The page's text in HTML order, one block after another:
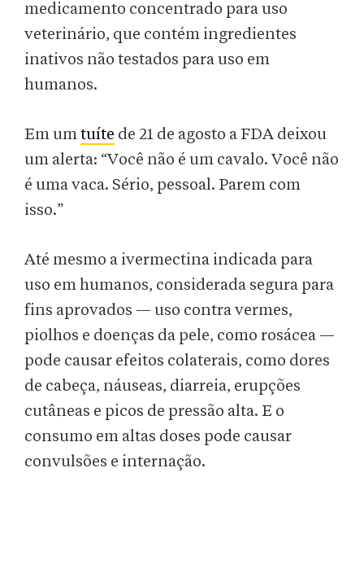
medicamento concentrado para uso
veterinário, que contém ingredientes
inativos não testados para uso em
humanos.
Em umtuíte de 21 de agosto a FDA deixou
um alerta: “Você não é um cavalo. Você não
é uma vaca. Sério, pessoal. Parem com
isso.”
Até mesmo a ivermectina indicada para
uso em humanos, considerada segura para
fins aprovados — uso contra vermes,
piolhos e doenças da pele, como rosácea —
pode causar efeitos colaterais, como dores
de cabeça, náuseas, diarreia, erupções
cutâneas e picos de pressão alta. E o
consumo em altas doses pode causar
convulsões e internação.